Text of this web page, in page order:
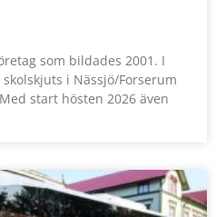
som bildades 2001. I
i Nässjö/Forserum
start hösten 2026 även